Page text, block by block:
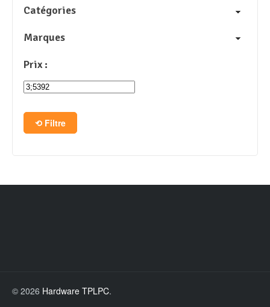
Catégories
Marques
Prix :
Filtre
© 2026 Hardware TPLPC.